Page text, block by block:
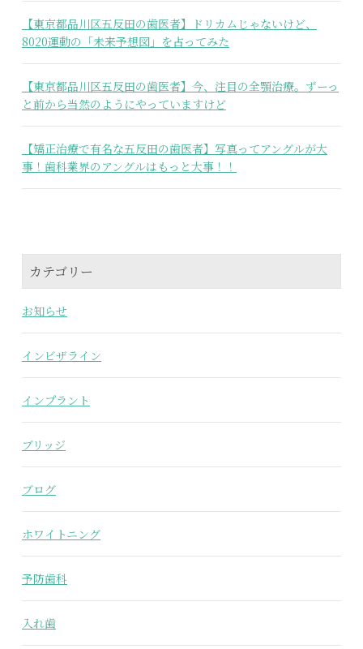
【東京都品川区五反田の歯医者】ドリカムじゃないけど、
8020運動の「未来予想図」を占ってみた
【東京都品川区五反田の歯医者】今、注目の全顎治療。ずーっ
と前から当然のようにやっていますけど
【矯正治療で有名な五反田の歯医者】写真ってアングルが大
事！歯科業界のアングルはもっと大事！！
カテゴリー
お知らせ
インビザライン
インプラント
ブリッジ
ブログ
ホワイトニング
予防歯科
入れ歯